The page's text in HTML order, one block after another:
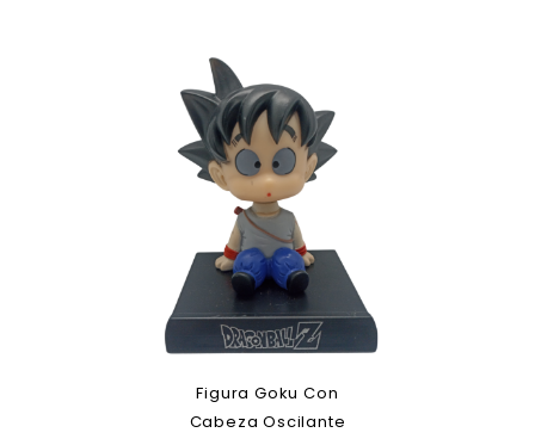
Figura Goku Con
Cabeza Oscilante